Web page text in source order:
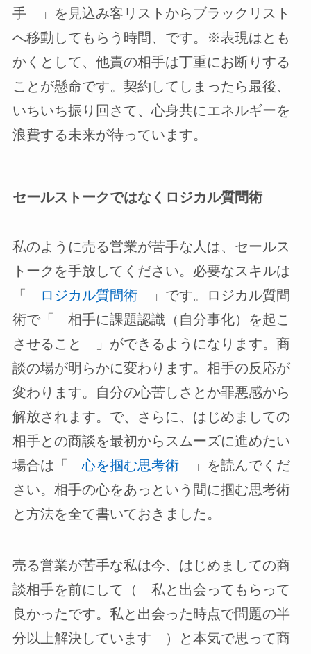
手 」を見込み客リストからブラックリスト
へ移動してもらう時間、です。※表現はとも
かくとして、他責の相手は丁重にお断りする
ことが懸命です。契約してしまったら最後、
いちいち振り回さて、心身共にエネルギーを
浪費する未来が待っています。
セールストークではなくロジカル質問術
私のように売る営業が苦手な人は、セールス
トークを手放してください。必要なスキルは
「
ロジカル質問術」です。ロジカル質問
術で「 相手に課題認識（自分事化）を起こ
させること 」ができるようになります。商
談の場が明らかに変わります。相手の反応が
変わります。自分の心苦しさとか罪悪感から
解放されます。で、さらに、はじめましての
相手との商談を最初からスムーズに進めたい
場合は「心を掴む思考術」を読んでくだ
さい。相手の心をあっという間に掴む思考術
と方法を全て書いておきました。
売る営業が苦手な私は今、はじめましての商
談相手を前にして（ 私と出会ってもらって
良かったです。私と出会った時点で問題の半
分以上解決しています ）と本気で思って商